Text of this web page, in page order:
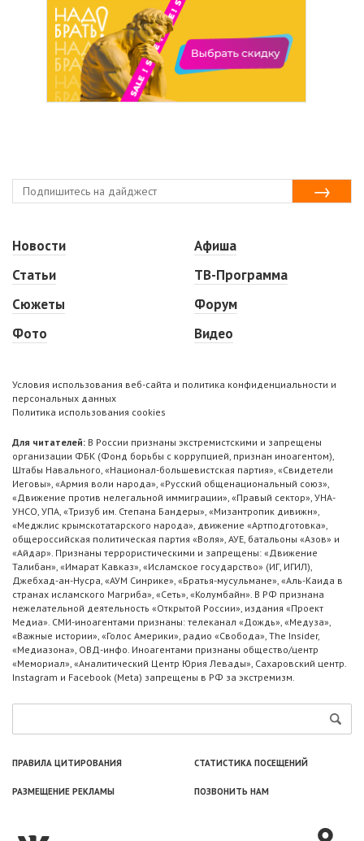
Новости
Статьи
Сюжеты
Фото
Афиша
ТВ-Программа
Форум
Видео
Условия использования веб-сайта и политика конфиденциальности и
персональных данных
Политика использования cookies
Для читателей: В России признаны экстремистскими и запрещены
организации ФБК (Фонд борьбы с коррупцией, признан иноагентом),
Штабы Навального, «Национал-большевистская партия», «Свидетели
Иеговы», «Армия воли народа», «Русский общенациональный союз»,
«Движение против нелегальной иммиграции», «Правый сектор», УНА-
УНСО, УПА, «Тризуб им. Степана Бандеры», «Мизантропик дивижн»,
«Меджлис крымскотатарского народа», движение «Артподготовка»,
общероссийская политическая партия «Воля», АУЕ, батальоны «Азов» и
«Айдар». Признаны террористическими и запрещены: «Движение
Талибан», «Имарат Кавказ», «Исламское государство» (ИГ, ИГИЛ),
Джебхад-ан-Нусра, «АУМ Синрике», «Братья-мусульмане», «Аль-Каида в
странах исламского Магриба», «Сеть», «Колумбайн». В РФ признана
нежелательной деятельность «Открытой России», издания «Проект
Медиа». СМИ-иноагентами признаны: телеканал «Дождь», «Медуза»,
«Важные истории», «Голос Америки», радио «Свобода», The Insider,
«Медиазона», ОВД-инфо. Иноагентами признаны общество/центр
«Мемориал», «Аналитический Центр Юрия Левады», Сахаровский центр.
Instagram и Facebook (Metа) запрещены в РФ за экстремизм.
ПРАВИЛА ЦИТИРОВАНИЯ СТАТИСТИКА ПОСЕЩЕНИЙ
РАЗМЕЩЕНИЕ РЕКЛАМЫ ПОЗВОНИТЬ НАМ